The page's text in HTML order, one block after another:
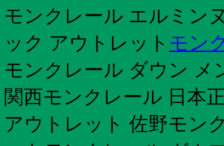
モンクレール エルミン
ック アウトレット モン
モンクレール ダウン メ
関西モンクレール 日本
アウトレット 佐野モン